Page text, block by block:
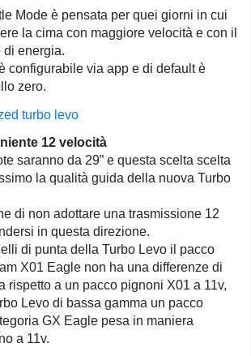
Mode è pensata per quei giorni in cui
la cima con maggiore velocità e con il
di energia.
configurabile via app e di default è
zero.
12 velocità
saranno da 29” e questa scelta scelta
la qualità guida della nuova Turbo
di non adottare una trasmissione 12
in questa direzione.
di punta della Turbo Levo il pacco
X01 Eagle non ha una differenze di
rispetto a un pacco pignoni X01 a 11v,
Levo di bassa gamma un pacco
GX Eagle pesa in maniera
a 11v.